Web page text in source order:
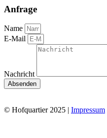
Anfrage
Name
E-Mail
Nachricht
Absenden
© Hofquartier 2025 | Impressum